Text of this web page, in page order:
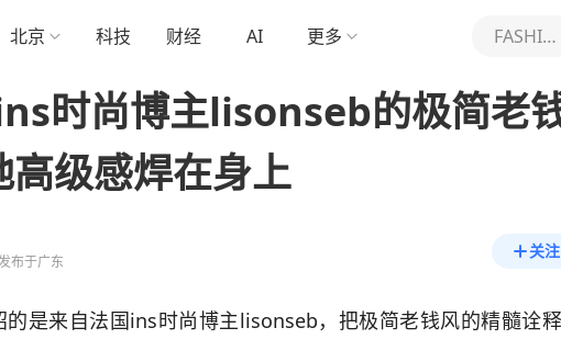
北京 科技 财经 AI 更多 FASHION日报
时尚博主lisonseb的极简老
级感焊在身上
布于广东
关注
的是来自法国ins时尚博主lisonseb，把极简老钱风的精髓诠